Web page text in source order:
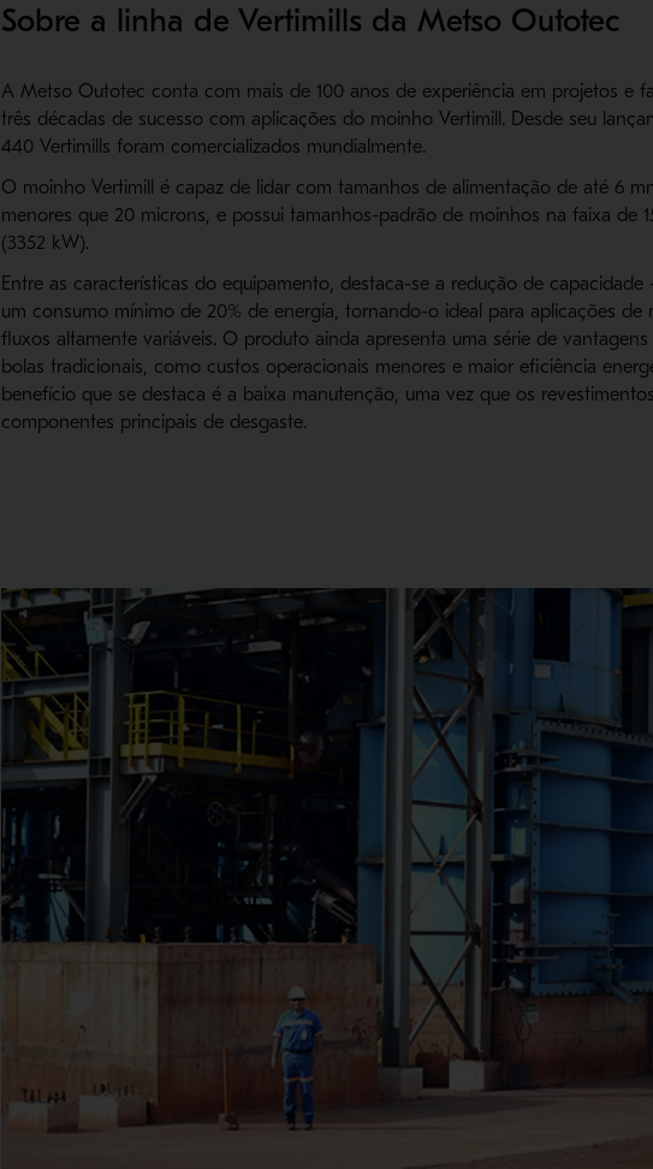
Sobre a linha de Vertimills da Metso Outotec
A Metso Outotec conta com mais de 100 anos de experiência em projetos e
três décadas de sucesso com aplicações do moinho Vertimill. Desde seu
440 Vertimills foram comercializados mundialmente.
O moinho Vertimill é capaz de lidar com tamanhos de alimentação de até 6
menores que 20 microns, e possui tamanhos-padrão de moinhos na faixa de
(3352 kW).
Entre as características do equipamento, destaca-se a redução de
um consumo mínimo de 20% de energia, tornando-o ideal para aplicações de
fluxos altamente variáveis. O produto ainda apresenta uma série de
bolas tradicionais, como custos operacionais menores e maior eficiência
benefício que se destaca é a baixa manutenção, uma vez que os
componentes principais de desgaste.